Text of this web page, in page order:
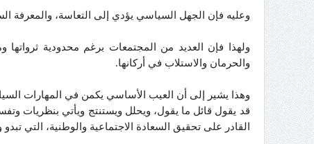
وعليه فإن الجهل السياسي يؤدي إلى التعاسة، والمعرفة
ولهذا فإن العديد من المجتمعات برغم محدودية ثرواتها
والحرمان والاستلاب في أركانها.
وهذا يشير إلى أن العيب الأساسي يكمن في المهارات
قد يقول قائل ما يقول، ويحلل ويستنتج ويأتي بنظريات
القادر على تحقيق السعادة الاجتماعية والوطنية، التي